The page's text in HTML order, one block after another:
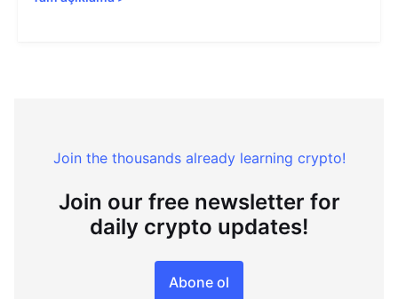
Join the thousands already learning crypto!
Join our free newsletter for
daily crypto updates!
Abone ol